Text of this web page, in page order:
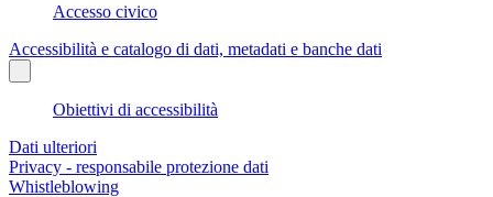
Accesso civico
Accessibilità e catalogo di dati, metadati e banche dati
Obiettivi di accessibilità
Dati ulteriori
Privacy - responsabile protezione dati
Whistleblowing